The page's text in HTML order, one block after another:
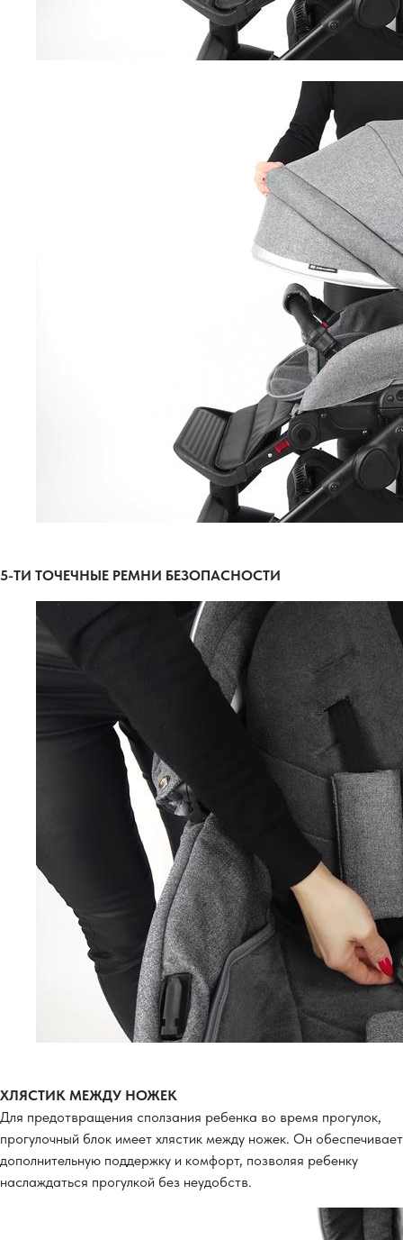
5-ТИ ТОЧЕЧНЫЕ РЕМНИ БЕЗОПАСНОСТИ
ХЛЯСТИК МЕЖДУ НОЖЕК
Для предотвращения сползания ребенка во время прогулок,
прогулочный блок имеет хлястик между ножек. Он обеспечивает
дополнительную поддержку и комфорт, позволяя ребенку
наслаждаться прогулкой без неудобств.